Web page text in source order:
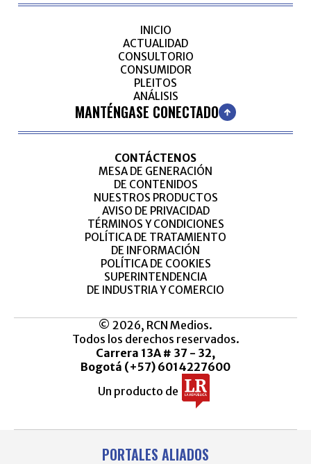
INICIO
ACTUALIDAD
CONSULTORIO
CONSUMIDOR
PLEITOS
ANÁLISIS
MANTÉNGASE CONECTADO
CONTÁCTENOS
MESA DE GENERACIÓN
DE CONTENIDOS
NUESTROS PRODUCTOS
AVISO DE PRIVACIDAD
TÉRMINOS Y CONDICIONES
POLÍTICA DE TRATAMIENTO
DE INFORMACIÓN
POLÍTICA DE COOKIES
SUPERINTENDENCIA
DE INDUSTRIA Y COMERCIO
© 2026, RCN Medios.
Todos los derechos reservados.
Carrera 13A # 37 - 32,
Bogotá (+57) 6014227600
Un producto de
PORTALES ALIADOS